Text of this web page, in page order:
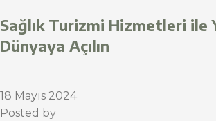
Sağlık Turizmi Hizmetleri ile
Dünyaya Açılın
18 Mayıs 2024
Posted by